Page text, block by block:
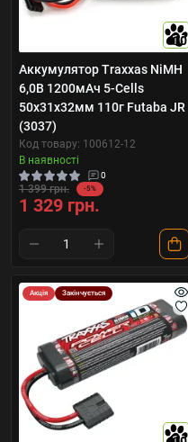
10
Аккумулятор Traxxas NiMH
6,0В 1200мАч 5-Cells
50х31х32мм 110г Futaba JR
(3037)
Код товару: 100612-12
В наявності
0
1 399 грн. -5%
1 329 грн.
Акція Закінчується